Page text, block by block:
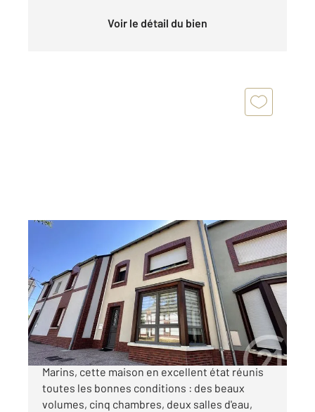
Voir le détail du bien
CHATEAUROUX 36
, 6 pièces
Ref : 10353
Maison à vendre
219 900 €
CHATEAUROUX. En plein coeur du quartier des
Marins, cette maison en excellent état réunis
toutes les bonnes conditions : des beaux
volumes, cinq chambres, deux salles d'eau,